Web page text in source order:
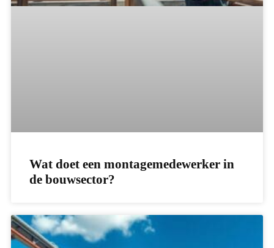
Wat doet een montagemedewerker in
de bouwsector?